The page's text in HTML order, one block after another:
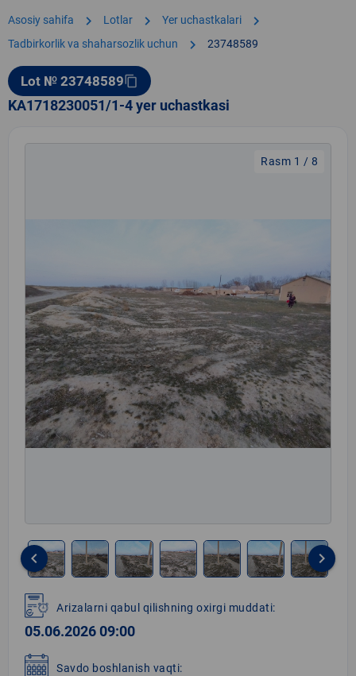
Asosiy sahifa chevron_right Lotlar chevron_right Yer uchastkalari chevron_right
Tadbirkorlik va shaharsozlik uchun chevron_right 23748589
Lot № 23748589content_copy
KA1718230051/1-4 yer uchastkasi
Rasm 1 / 8
1
of
8
keyboard_arrow_left keyboard_arrow_right
Arizalarni qabul qilishning oxirgi muddati:
05.06.2026 09:00
Savdo boshlanish vaqti: